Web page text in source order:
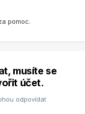
pomoc.
musíte se
účet.
odpovídat